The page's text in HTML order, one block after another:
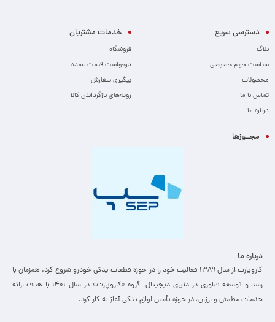
دسترسی سریع
بلاگ
سیاست حریم خصوصی
محصولات
تماس با ما
درباره ما
خدمات مشتریان
فروشگاه
درخواست قیمت عمده
پیگیری سفارش
رویه‌های بازگرداندن کالا
مجــوزها
درباره ما
کاروپارت از سال ۱۳۸۹ فعالیت خود را در حوزه قطعات یدکی خودرو شروع کرد. همزمان با
رشد و توسعه فناوری در دنیای دیجیتال، گروه «کاروپارت» در سال ۱۴۰۱ با هدف ارائه
خدمات مطمئن و ارزان، ­در حوزه تأمین لوازم یدکی آغاز به کار کرد.